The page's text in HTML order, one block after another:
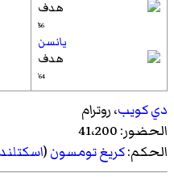
56'
يانسن
64'
دي كويب،روترام
الحضور: 41،200
الحكم:كريغ تومسون(